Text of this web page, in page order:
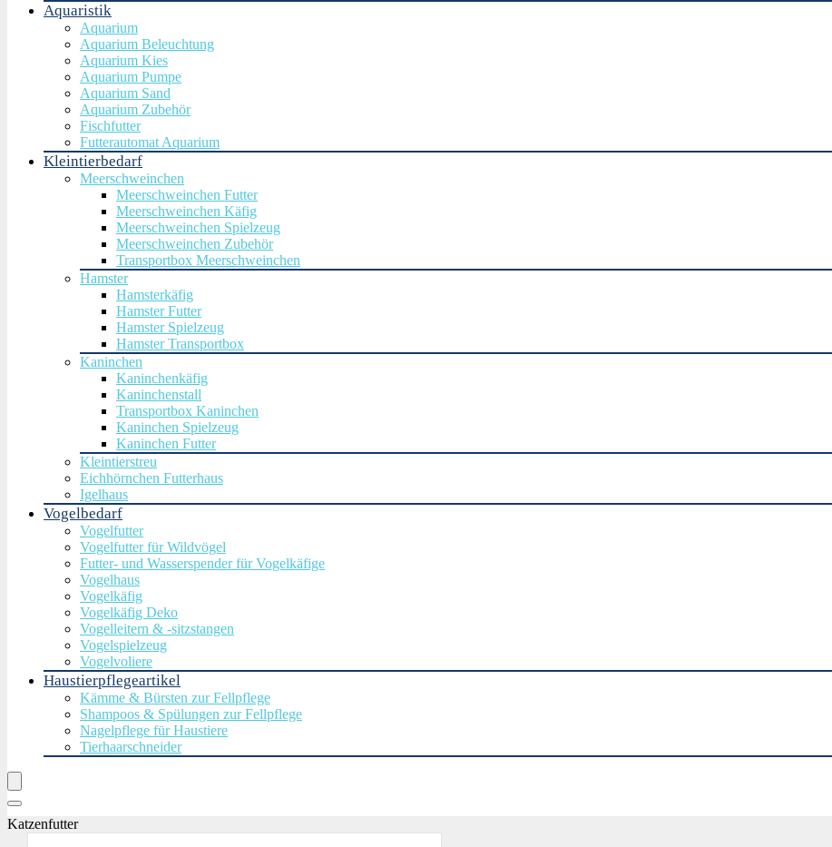
Aquaristik
Aquarium
Aquarium Beleuchtung
Aquarium Kies
Aquarium Pumpe
Aquarium Sand
Aquarium Zubehör
Fischfutter
Futterautomat Aquarium
Kleintierbedarf
Meerschweinchen
Meerschweinchen Futter
Meerschweinchen Käfig
Meerschweinchen Spielzeug
Meerschweinchen Zubehör
Transportbox Meerschweinchen
Hamster
Hamsterkäfig
Hamster Futter
Hamster Spielzeug
Hamster Transportbox
Kaninchen
Kaninchenkäfig
Kaninchenstall
Transportbox Kaninchen
Kaninchen Spielzeug
Kaninchen Futter
Kleintierstreu
Eichhörnchen Futterhaus
Igelhaus
Vogelbedarf
Vogelfutter
Vogelfutter für Wildvögel
Futter- und Wasserspender für Vogelkäfige
Vogelhaus
Vogelkäfig
Vogelkäfig Deko
Vogelleitern & -sitzstangen
Vogelspielzeug
Vogelvoliere
Haustierpflegeartikel
Kämme & Bürsten zur Fellpflege
Shampoos & Spülungen zur Fellpflege
Nagelpflege für Haustiere
Tierhaarschneider
Katzenfutter